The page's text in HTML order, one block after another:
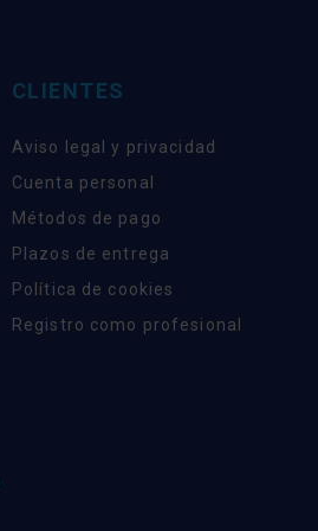
CLIENTES
Aviso legal y privacidad
Cuenta personal
Métodos de pago
Plazos de entrega
Política de cookies
Registro como profesional